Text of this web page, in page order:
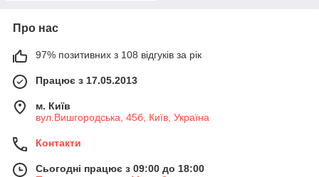
Про нас
97% позитивних з 108 відгуків за рік
Працює з 17.05.2013
м. Київ
вул.Вишгородська, 45б, Київ, Україна
Контакти
Сьогодні працює з 09:00 до 18:00